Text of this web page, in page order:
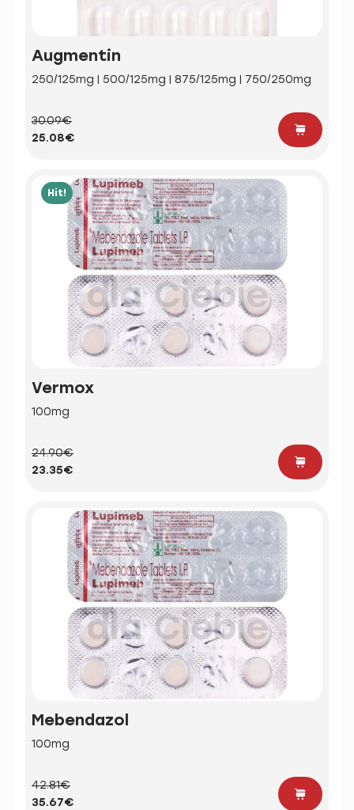
Augmentin
250/125mg | 500/125mg | 875/125mg | 750/250mg
30.09€
25.08€
Hit!
Vermox
100mg
24.90€
23.35€
Mebendazol
100mg
42.81€
35.67€